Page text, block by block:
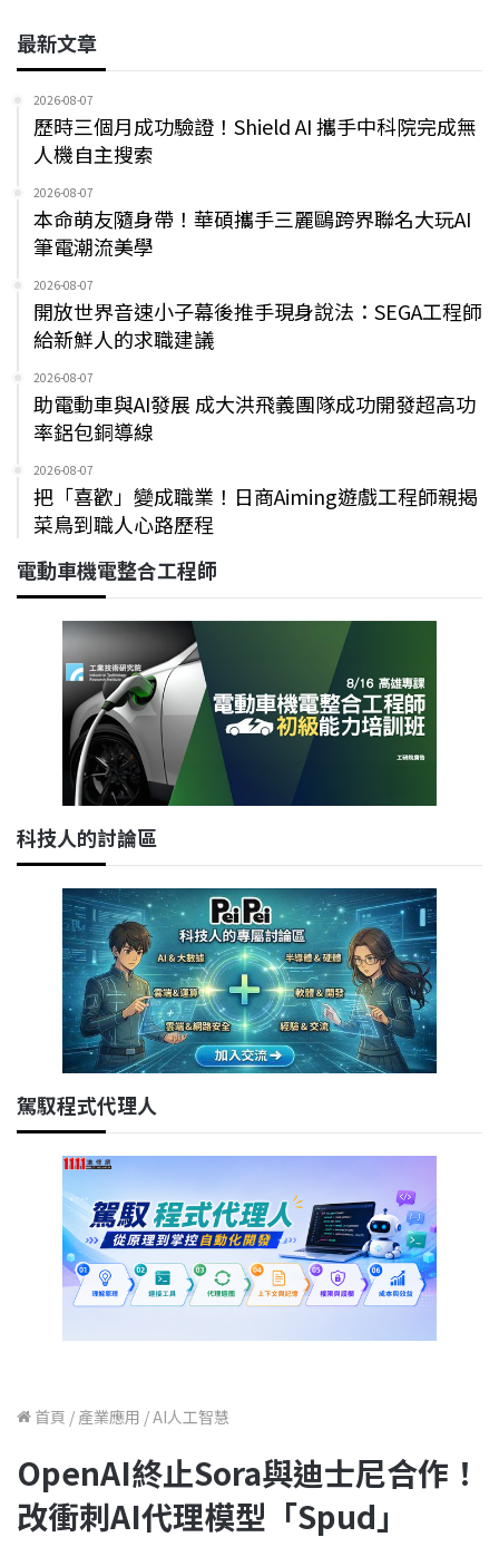
最新文章
2026-08-07
歷時三個月成功驗證！Shield AI 攜手中科院完成無
人機自主搜索
2026-08-07
本命萌友隨身帶！華碩攜手三麗鷗跨界聯名大玩AI
筆電潮流美學
2026-08-07
開放世界音速小子幕後推手現身說法：SEGA工程師
給新鮮人的求職建議
2026-08-07
助電動車與AI發展 成大洪飛義團隊成功開發超高功
率鋁包銅導線
2026-08-07
把「喜歡」變成職業！日商Aiming遊戲工程師親揭
菜鳥到職人心路歷程
電動車機電整合工程師
科技人的討論區
駕馭程式代理人